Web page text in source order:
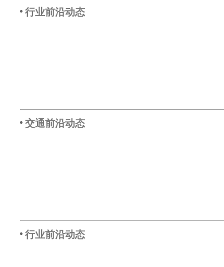
行业前沿动态
交通前沿动态
行业前沿动态